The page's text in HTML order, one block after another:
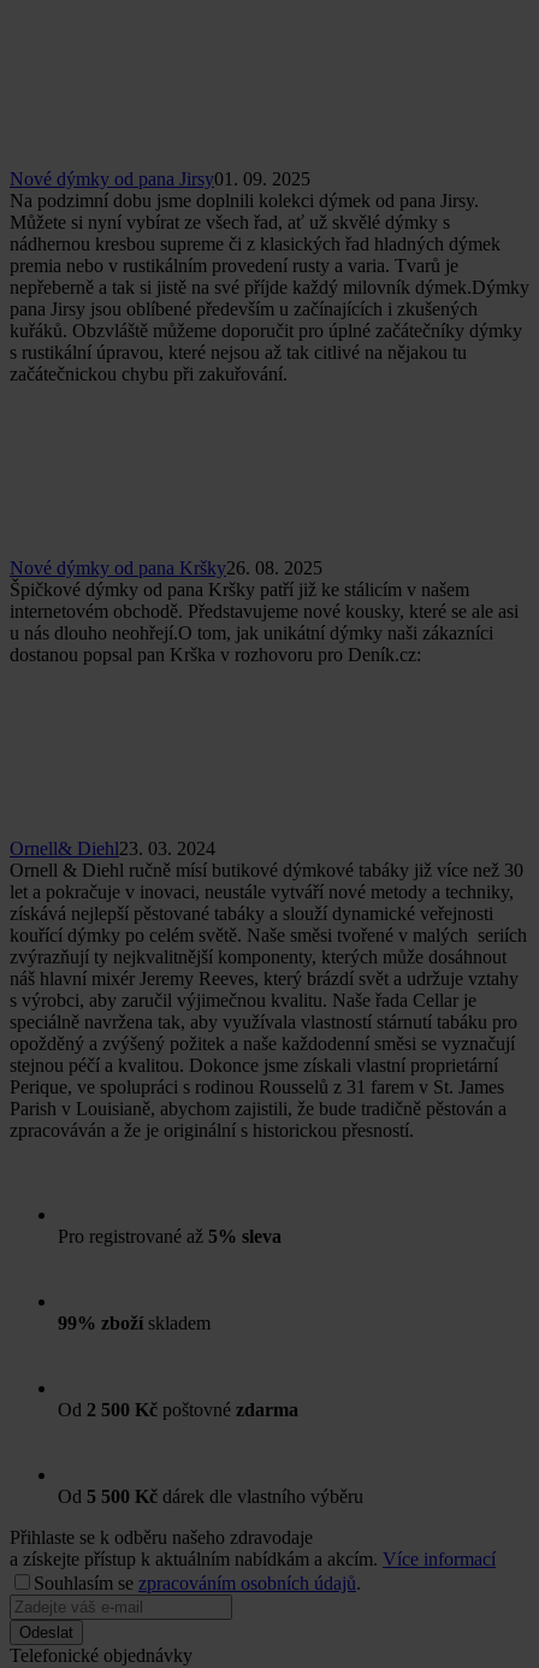
Nové dýmky od pana Jirsy01. 09. 2025
Na podzimní dobu jsme doplnili kolekci dýmek od pana Jirsy.
Můžete si nyní vybírat ze všech řad, ať už skvělé dýmky s
nádhernou kresbou supreme či z klasických řad hladných dýmek
premia nebo v rustikálním provedení rusty a varia. Tvarů je
nepřeberně a tak si jistě na své příjde každý milovník dýmek.Dýmky
pana Jirsy jsou oblíbené především u začínajících i zkušených
kuřáků. Obzvláště můžeme doporučit pro úplné začátečníky dýmky
s rustikální úpravou, které nejsou až tak citlivé na nějakou tu
začátečnickou chybu při zakuřování.
Nové dýmky od pana Kršky26. 08. 2025
Špičkové dýmky od pana Kršky patří již ke stálicím v našem
internetovém obchodě. Představujeme nové kousky, které se ale asi
u nás dlouho neohřejí.O tom, jak unikátní dýmky naši zákazníci
dostanou popsal pan Krška v rozhovoru pro Deník.cz:
Ornell& Diehl23. 03. 2024
Ornell & Diehl ručně mísí butikové dýmkové tabáky již více než 30
let a pokračuje v inovaci, neustále vytváří nové metody a techniky,
získává nejlepší pěstované tabáky a slouží dynamické veřejnosti
kouřící dýmky po celém světě. Naše směsi tvořené v malých seriích
zvýrazňují ty nejkvalitnější komponenty, kterých může dosáhnout
náš hlavní mixér Jeremy Reeves, který brázdí svět a udržuje vztahy
s výrobci, aby zaručil výjimečnou kvalitu. Naše řada Cellar je
speciálně navržena tak, aby využívala vlastností stárnutí tabáku pro
opožděný a zvýšený požitek a naše každodenní směsi se vyznačují
stejnou péčí a kvalitou. Dokonce jsme získali vlastní proprietární
Perique, ve spolupráci s rodinou Rousselů z 31 farem v St. James
Parish v Louisianě, abychom zajistili, že bude tradičně pěstován a
zpracováván a že je originální s historickou přesností.
Pro registrované až 5% sleva
99% zboží skladem
Od 2 500 Kč poštovné zdarma
Od 5 500 Kč dárek dle vlastního výběru
Přihlaste se k odběru našeho zdravodaje
a získejte přístup k aktuálním nabídkám a akcím. Více informací
Souhlasím se zpracováním osobních údajů.
Odeslat
Telefonické objednávky